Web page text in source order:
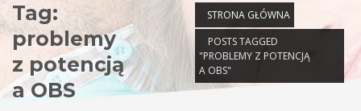
STRONA GŁÓWNA
POSTS TAGGED
"PROBLEMY Z POTENCJĄ
A OBS"
Tag:
problemy
z potencją
a OBS